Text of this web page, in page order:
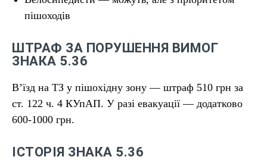
пішоходів
ШТРАФ ЗА ПОРУШЕННЯ ВИМОГ
ЗНАКА 5.36
В’їзд на ТЗ у пішохідну зону — штраф 510 грн за
ст. 122 ч. 4 КУпАП. У разі евакуації — додатково
600-1000 грн.
ІСТОРІЯ ЗНАКА 5.36